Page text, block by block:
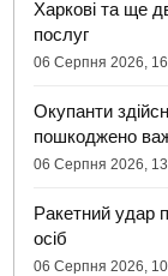
Харкові та ще
послуг
06 Серпня 2026,
Окупанти
пошкоджено
06 Серпня 2026,
Ракетний удар
осіб
06 Серпня 2026,